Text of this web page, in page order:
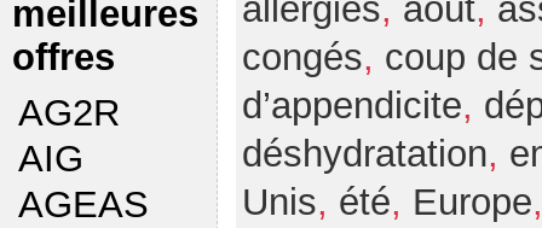
meilleures
offres
AG2R
AIG
AGEAS
allergies, août,
congés, coup de
d’appendicite,
déshydratation,
Unis, été, Europe